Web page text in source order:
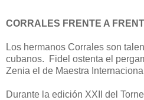
CORRALES FRENTE A
Los hermanos Corrales son
cubanos. Fidel ostenta el
Zenia el de Maestra
Durante la edición XXII del